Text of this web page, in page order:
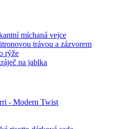
míchaná vejce
trávou a zázvorem
rýže
na jablka
- Modern Twist